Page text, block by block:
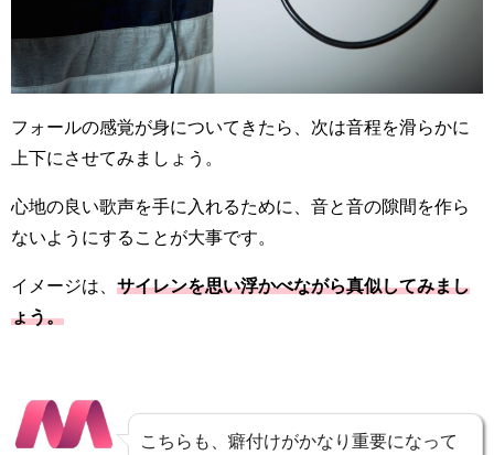
フォールの感覚が身についてきたら、次は音程を滑らかに
上下にさせてみましょう。
心地の良い歌声を手に入れるために、音と音の隙間を作ら
ないようにすることが大事です。
イメージは、 サイレンを思い浮かべながら真似してみまし
ょう。
こちらも、癖付けがかなり重要になって